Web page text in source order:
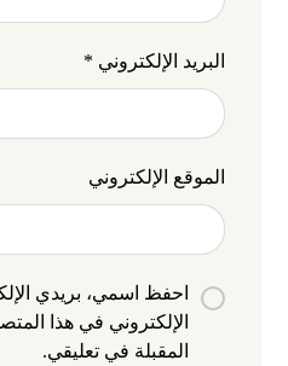
البريد الإلكتروني *
الموقع الإلكتروني
احفظ اسمي، بريدي
الإلكتروني في هذا
المقبلة في تعليقي.